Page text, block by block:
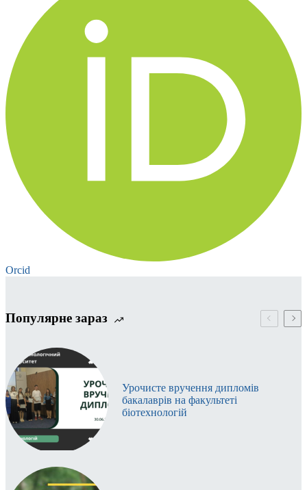
Orcid
Популярне зараз
Урочисте вручення дипломів
бакалаврів на факультеті
біотехнологій